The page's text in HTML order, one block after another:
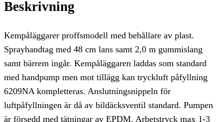
Beskrivning
Kempåläggarer proffsmodell med behållare av plast.
Sprayhandtag med 48 cm lans samt 2,0 m gummislang
samt bärrem ingår. Kempåläggaren laddas som standard
med handpump men mot tillägg kan tryckluft påfyllning
6209NA kompletteras. Anslutningsnippeln för
luftpåfyllningen är då av bildäcksventil standard. Pumpen
är försedd med tätningar av EPDM. Arbetstryck max 1-3